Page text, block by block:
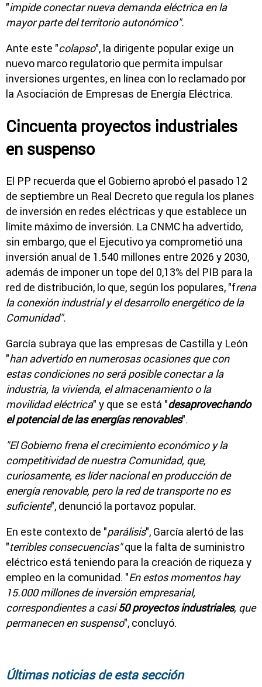
"impide conectar nueva demanda eléctrica en la
mayor parte del territorio autonómico".
Ante este "colapso", la dirigente popular exige un
nuevo marco regulatorio que permita impulsar
inversiones urgentes, en línea con lo reclamado por
la Asociación de Empresas de Energía Eléctrica.
Cincuenta proyectos industriales
en suspenso
El PP recuerda que el Gobierno aprobó el pasado 12
de septiembre un Real Decreto que regula los planes
de inversión en redes eléctricas y que establece un
límite máximo de inversión. La CNMC ha advertido,
sin embargo, que el Ejecutivo ya comprometió una
inversión anual de 1.540 millones entre 2026 y 2030,
además de imponer un tope del 0,13% del PIB para la
red de distribución, lo que, según los populares, "frena
la conexión industrial y el desarrollo energético de la
Comunidad".
García subraya que las empresas de Castilla y León
"han advertido en numerosas ocasiones que con
estas condiciones no será posible conectar a la
industria, la vivienda, el almacenamiento o la
movilidad eléctrica" y que se está "desaprovechando
el potencial de las energías renovables".
"El Gobierno frena el crecimiento económico y la
competitividad de nuestra Comunidad, que,
curiosamente, es líder nacional en producción de
energía renovable, pero la red de transporte no es
suficiente", denunció la portavoz popular.
En este contexto de "parálisis", García alertó de las
"terribles consecuencias"que la falta de suministro
eléctrico está teniendo para la creación de riqueza y
empleo en la comunidad. "En estos momentos hay
15.000 millones de inversión empresarial,
correspondientes a casi50 proyectos industriales, que
permanecen en suspenso", concluyó.
Últimas noticias de esta sección